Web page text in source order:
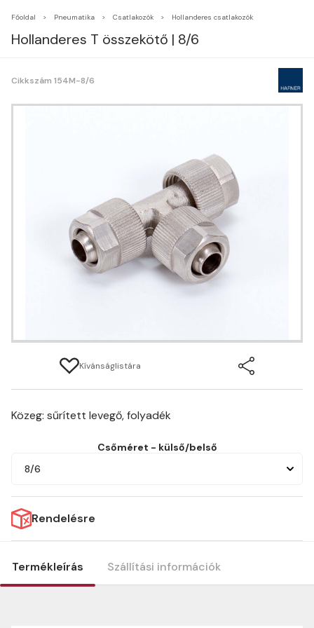
Főoldal Pneumatika Csatlakozók Hollanderes csatlakozók
Hollanderes T összekötő | 8/6
Cikkszám 154M-8/6
Kívánságlistára
Közeg: sűrített levegő, folyadék
Csőméret - külső/belső
8/6
Rendelésre
Termékleírás Szállítási információk